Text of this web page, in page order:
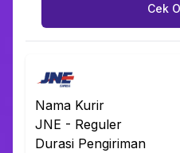
Cek
Nama Kurir
JNE - Reguler
Durasi Pengiriman